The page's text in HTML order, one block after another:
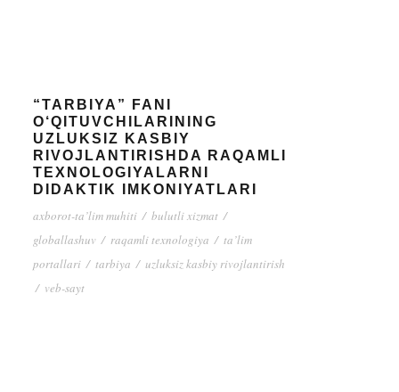
“TARBIYA” FANI
O‘QITUVCHILARINING
UZLUKSIZ KASBIY
RIVOJLANTIRISHDA RAQAMLI
TEXNOLOGIYALARNI
DIDAKTIK IMKONIYATLARI
axborot-ta’lim muhiti / bulutli xizmat /
globallashuv / raqamli texnologiya / ta’lim
portallari / tarbiya / uzluksiz kasbiy rivojlantirish
/ veb-sayt